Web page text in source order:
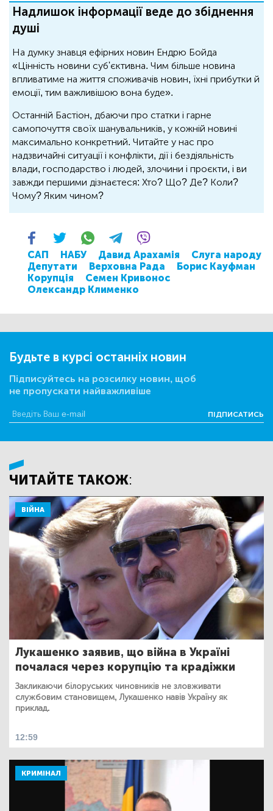
Надлишок інформації веде до збіднення
душі
На думку знавця ефірних новин Ендрю Бойда
«Цінність новини суб'єктивна. Чим більше новина
впливатиме на життя споживачів новин, їхні прибутки й
емоції, тим важливішою вона буде».
Останній Бастіон, дбаючи про статки і гарне
самопочуття своїх шанувальників, у кожній новині
максимально конкретний. Читайте у нас про
надзвичайні ситуації і конфлікти, дії і бездіяльність
влади, господарство і людей, злочини і проєкти, і ви
завжди першими дізнаєтеся: Хто? Що? Де? Коли?
Чому? Яким чином?
САП НАБУ Давид Арахамія
Слуга народу
Депутати
Верховна Рада
Борис Кауфман
Корупція
Семен Кривонос
Олександр Клименко
Будьте в курсі останніх новин
Підписуйтесь на розсилку новин, щоб
не пропускати найважливіше
ПІДПИСАТИСЬ
ЧИТАЙТЕ ТАКОЖ:
ВІЙНА
Лукашенко заявив, що війна в Україні
почалася через корупцію та крадіжки
Закликаючи білоруських чиновників не зловживати
службовим становищем, Лукашенко навів Україну як
приклад.
12:59
КРИМІНАЛ